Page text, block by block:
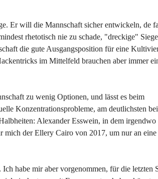
Er will die Mannschaft sicher entwickeln, de
rhetotisch nie zu schade, "dreckige"
die gute Ausgangsposition für eine
im Mittelfeld brauchen aber immer
zu wenig Optionen, und lässt es beim
Konzentrationsprobleme, am deutlichsten
Alexander Esswein, in dem
mich der Ellery Cairo von 2017, um nur an
habe mir aber vorgenommen, für die letzten